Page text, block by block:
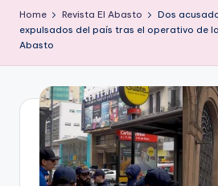
ia
ri
o
C
E
M
B
Home Revista El Abasto
Dos
expulsados del país tras el operativo de
Abasto